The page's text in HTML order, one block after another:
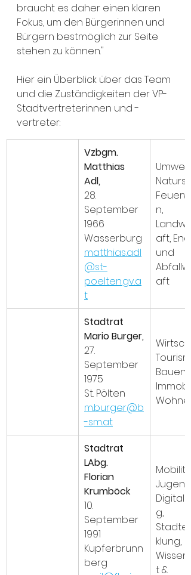
braucht es daher einen klaren
Fokus, um den Bürgerinnen und
Bürgern bestmöglich zur Seite
stehen zu können."
Hier ein Überblick über das Team
und die Zuständigkeiten der VP-
Stadtvertreterinnen und -
vertreter:
Vzbgm.
Matthias
Adl,
28.
September
1966
Wasserburg
matthias.adl
@st-
poelten.gv.a
t
n,
aft,
und
aft
Stadtrat
Mario Burger,
27.
September
1975
St. Pölten
m.burger@b
-sm.at
Bauen &
Wohnen
Stadtrat
LAbg.
Florian
Krumböck
10.
September
1991
Kupferbrunn
berg
Jugend,
g,
klung,
t &